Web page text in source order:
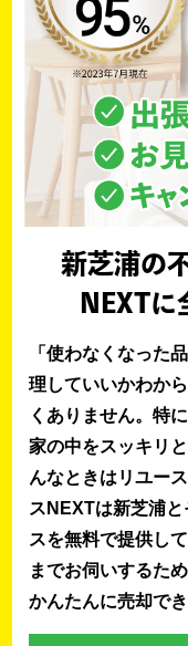
新芝浦の
NEXTに
「使わなくなった
理していいかわか
くありません。特
家の中をスッキリ
んなときはリユー
スNEXTは新芝浦
スを無料で提供し
までお伺いするた
かんたんに売却でき